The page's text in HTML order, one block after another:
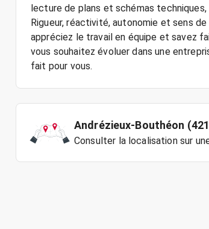
lecture de plans et schémas
Rigueur, réactivité, autonomie et sens
appréciez le travail en équipe et savez
vous souhaitez évoluer dans une
Andrézieux-Bouthéon
Consulter la localisation sur